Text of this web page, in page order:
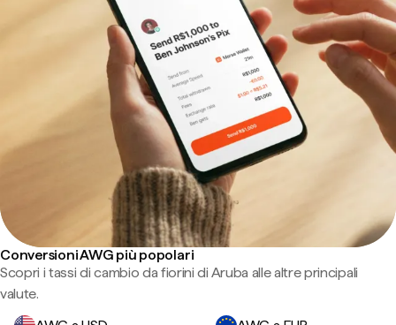
Conversioni AWG più popolari
Scopri i tassi di cambio da fiorini di Aruba alle altre principali
valute.